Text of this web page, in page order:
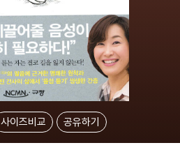
사이즈비교 공유하기